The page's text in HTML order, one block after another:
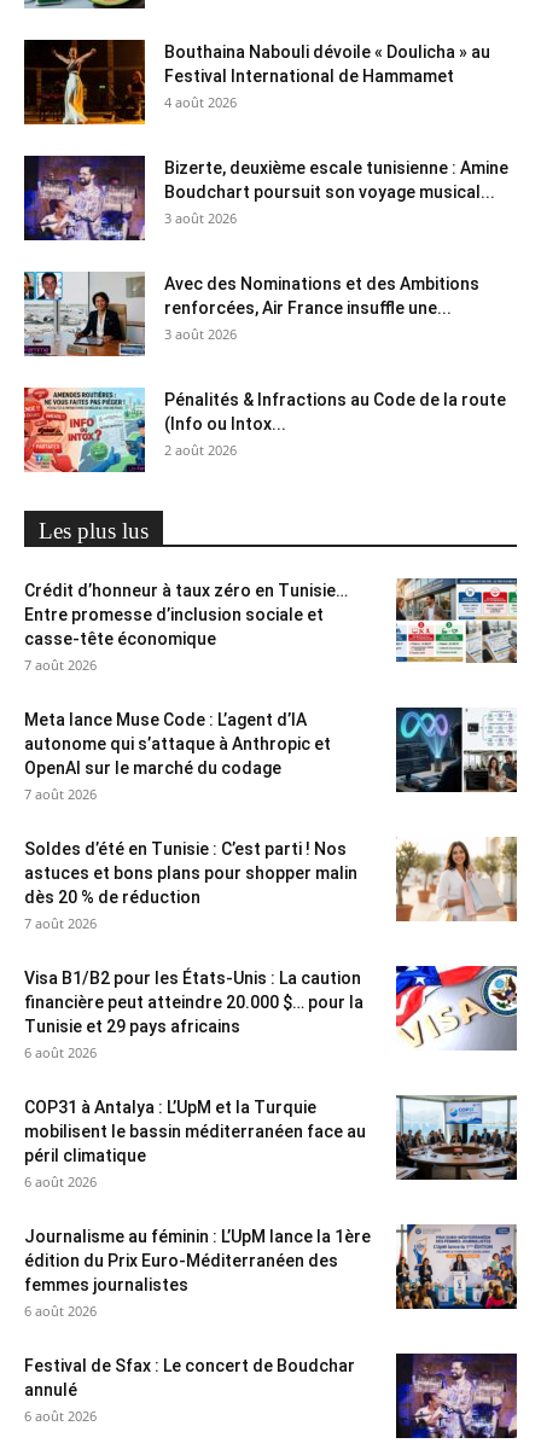
Bouthaina Nabouli dévoile « Doulicha » au
Festival International de Hammamet
4 août 2026
Bizerte, deuxième escale tunisienne : Amine
Boudchart poursuit son voyage musical...
3 août 2026
Avec des Nominations et des Ambitions
renforcées, Air France insuffle une...
3 août 2026
Pénalités & Infractions au Code de la route
(Info ou Intox...
2 août 2026
Les plus lus
Crédit d’honneur à taux zéro en Tunisie…
Entre promesse d’inclusion sociale et
casse-tête économique
7 août 2026
Meta lance Muse Code : L’agent d’IA
autonome qui s’attaque à Anthropic et
OpenAI sur le marché du codage
7 août 2026
Soldes d’été en Tunisie : C’est parti ! Nos
astuces et bons plans pour shopper malin
dès 20 % de réduction
7 août 2026
Visa B1/B2 pour les États-Unis : La caution
financière peut atteindre 20.000 $… pour la
Tunisie et 29 pays africains
6 août 2026
COP31 à Antalya : L’UpM et la Turquie
mobilisent le bassin méditerranéen face au
péril climatique
6 août 2026
Journalisme au féminin : L’UpM lance la 1ère
édition du Prix Euro-Méditerranéen des
femmes journalistes
6 août 2026
Festival de Sfax : Le concert de Boudchar
annulé
6 août 2026